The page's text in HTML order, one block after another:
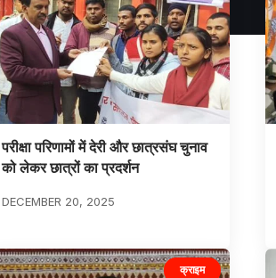
परीक्षा परिणामों में देरी और छात्रसंघ चुनाव
को लेकर छात्रों का प्रदर्शन
DECEMBER 20, 2025
क्राइम